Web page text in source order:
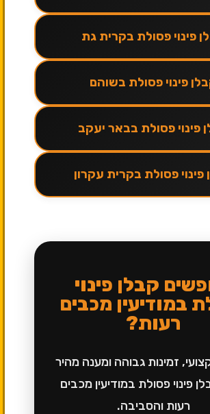
פינוי פסולת בקרית גת
פינוי פסולת בשוהם
פינוי פסולת בבאר יעקב
פינוי פסולת בקרית עקרון
קבלן פינוי
במודיעין מכבים
רעות?
זמינות גבוהה ומענה מהיר
פינוי פסולת במודיעין מכבים
רעות והסביבה.